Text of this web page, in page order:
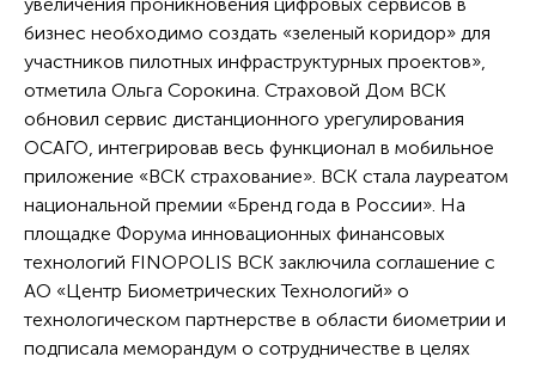
бизнес необходимо создать «зеленый коридор» для
участников пилотных инфраструктурных проектов»,
отметила Ольга Сорокина. Страховой Дом ВСК
обновил сервис дистанционного урегулирования
ОСАГО, интегрировав весь функционал в мобильное
приложение «ВСК страхование». ВСК стала лауреатом
национальной премии «Бренд года в России». На
площадке Форума инновационных финансовых
технологий FINOPOLIS ВСК заключила соглашение с
АО «Центр Биометрических Технологий» о
технологическом партнерстве в области биометрии и
подписала меморандум о сотрудничестве в целях